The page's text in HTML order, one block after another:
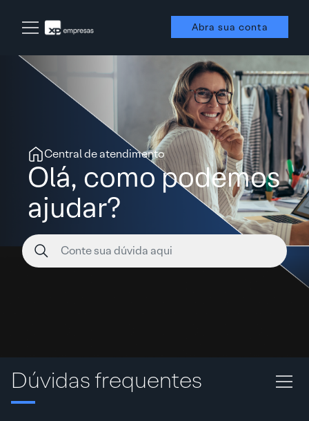
Abra sua conta
Central de atendimento
Olá, como podemos
ajudar?
Dúvidas frequentes